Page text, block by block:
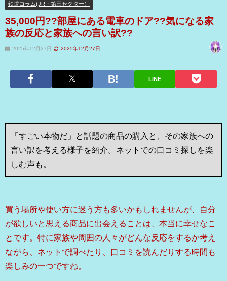
鉄道コラム(JR・第三セクター）
35,000円??部屋にある電車のドア??気になる家
族の反応と家族への言い訳??
2025年12月27日 2025年12月27日
LINE
「すごい本物だ」と話題の商品の購入と、その家族への
言い訳を考える様子を紹介。ネットでの口コミ探しを楽
しむ声も。
買う場所や使い方に迷う方も多いかもしれませんが、自分
が欲しいと思える商品に出会えることは、本当に幸せなこ
とです。特に家族や周囲の人々がどんな反応をするか考え
ながら、ネットで調べたり、口コミを読んだりする時間も
楽しみの一つですね。